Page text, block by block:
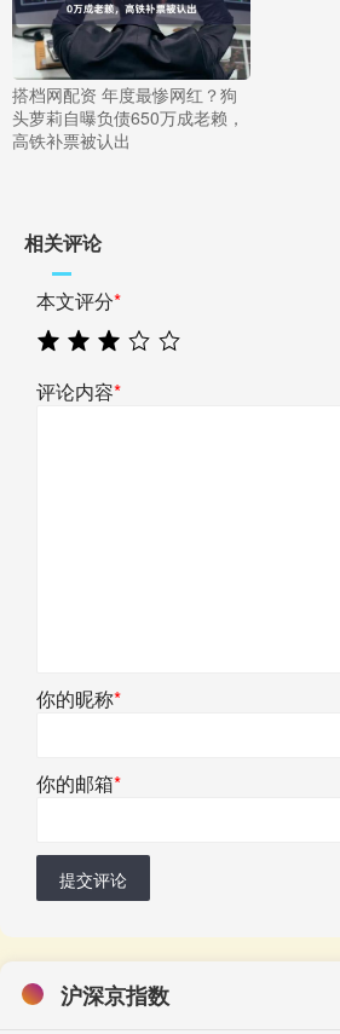
搭档网配资 年度最惨网红？狗
头萝莉自曝负债650万成老赖，
高铁补票被认出
相关评论
本文评分*
评论内容*
你的昵称*
你的邮箱*
提交评论
沪深京指数